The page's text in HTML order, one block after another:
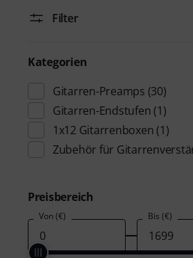
Filter
Kategorien
Gitarren-Preamps (30)
Gitarren-Endstufen (1)
1x12 Gitarrenboxen (1)
Zubehör für
Preisbereich
Von (€) Bis (€)